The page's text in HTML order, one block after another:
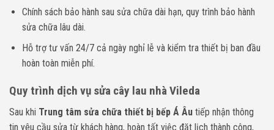
Chính sách bảo hành sau sửa chữa dài hạn, quy trình bảo hành
sửa chữa lâu dài.
Hỗ trợ tư vấn 24/7 cả ngày nghỉ lễ và kiểm tra thiết bị ban đầu
hoàn toàn miễn phí.
Quy trình dịch vụ sửa cây lau nhà Vileda
Sau khi Trung tâm sửa chữa thiết bị bếp Á Âu tiếp nhận thông
tin yêu cầu sửa từ khách hàng, hoàn tất việc đặt lịch thành công,